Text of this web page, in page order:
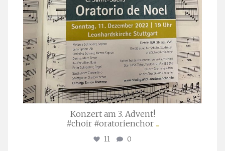
Konzert am 3. Advent!
#choir #oratorienchor ...
11 0